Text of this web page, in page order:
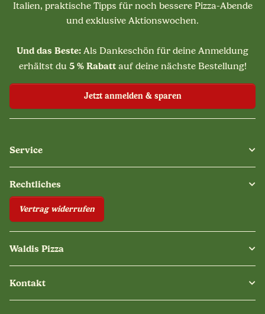
Italien, praktische Tipps für noch bessere Pizza-Abende
und exklusive Aktionswochen.
Und das Beste: Als Dankeschön für deine Anmeldung
erhältst du 5 % Rabattauf deine nächste Bestellung!
Jetzt anmelden & sparen
Service
Rechtliches
Vertrag widerrufen
Waldis Pizza
Kontakt